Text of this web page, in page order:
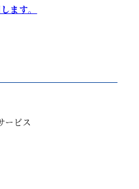
ます。
ービス